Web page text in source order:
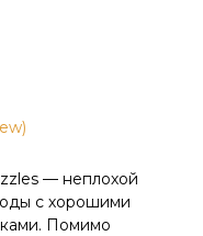
— неплохой
с хорошими
Помимо